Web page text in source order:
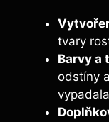
tvary
Barvy a
odstíny